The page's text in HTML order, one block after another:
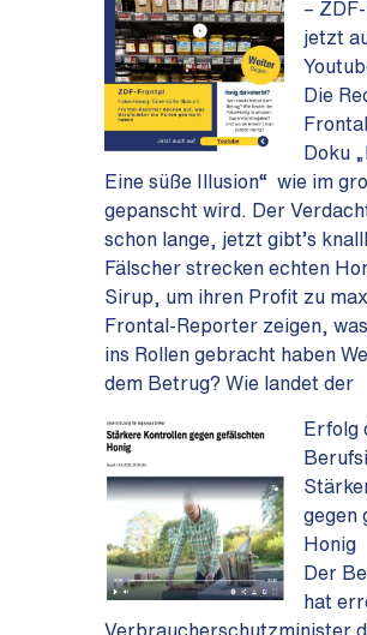
–
jetzt
Die
Doku
Eine süße Illusion“ wie im
gepanscht wird. Der
schon lange, jetzt gibt’s
Fälscher strecken echten
Sirup, um ihren Profit zu
Frontal-Reporter zeigen,
ins Rollen gebracht haben
dem Betrug? Wie landet der
Erfolg
gegen
Honig
Der
hat
Verbraucherschutzminister